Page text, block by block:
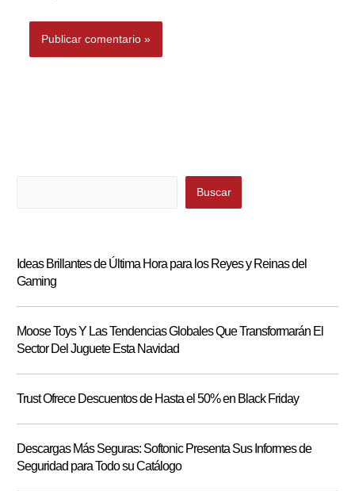
Buscar
Ideas Brillantes de Última Hora para los Reyes y Reinas del
Gaming
Moose Toys Y Las Tendencias Globales Que Transformarán El
Sector Del Juguete Esta Navidad
Trust Ofrece Descuentos de Hasta el 50% en Black Friday
Descargas Más Seguras: Softonic Presenta Sus Informes de
Seguridad para Todo su Catálogo